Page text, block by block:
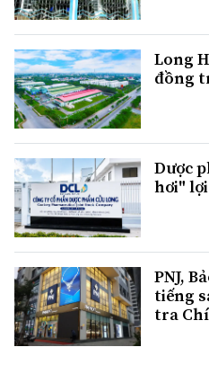
Long
đồng
Dược
hơi"
PNJ,
tiếng
tra